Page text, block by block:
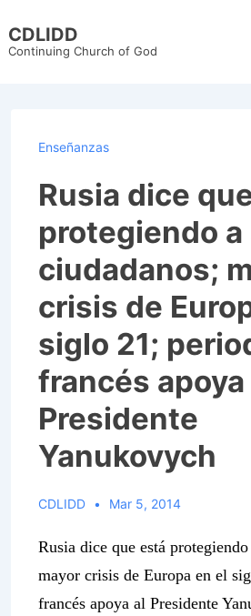
Skip
CDLIDD
Continuing Church of God
Enseñanzas
Rusia dice
protegiendo a
ciudadanos;
crisis de
siglo 21;
francés apoya
Presidente
Yanukovych
CDLIDD Mar 5, 2014
Rusia dice que está
mayor crisis de Europa en el
francés apoya al Presidente